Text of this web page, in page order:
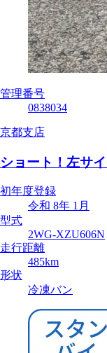
管理番号
0838034
京都支店
ショート！左サ
初年度登録
令和 8年 1月
型式
2WG-XZU606N
走行距離
485km
形状
冷凍バン